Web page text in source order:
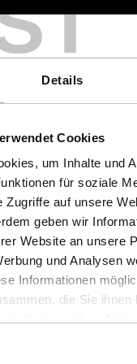
Details
Cookies
um Inhalte und
für soziale
Zugriffe auf unsere
geben wir
Website an unsere
und Analysen
Informationen
die Sie ihnen
Cookies finden Sie
Leather Fresh